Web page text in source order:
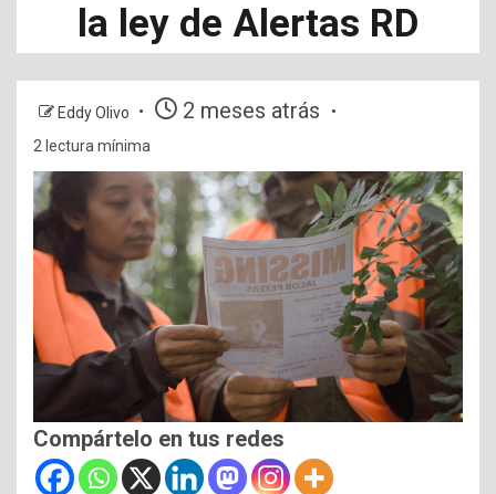
la ley de Alertas RD
Eddy Olivo 2 meses atrás
2 lectura mínima
Compártelo en tus redes